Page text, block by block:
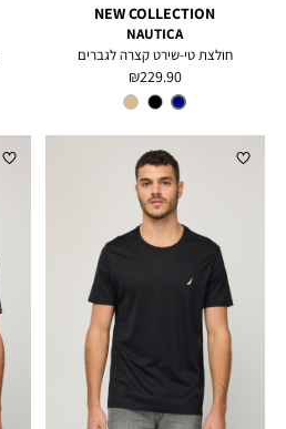
NEW COLLECTION
NAUTICA
חולצת טי-שירט קצרה לגברים
מחיר
מוצר
229.90 ₪
צבע
NAVY